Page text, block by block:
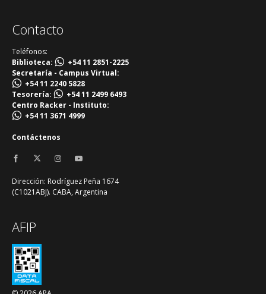
Contacto
Teléfonos:
Biblioteca:
+54 11 2851-2225
Secretaría - Campus Virtual:
+54 11 2240 5828
Tesorería:
+54 11 2499 6493
Centro Racker - Instituto:
+54 11 3671 4999
Contáctenos
Dirección: Rodríguez Peña 1674
(C1021ABJ). CABA, Argentina
AFIP